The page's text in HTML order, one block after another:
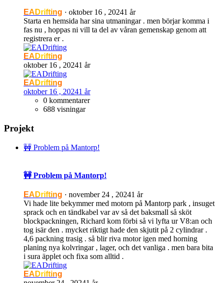
EADrifting · oktober 16 , 20241 år
Starta en hemsida har sina utmaningar . men börjar komma i
fas nu , hoppas ni vill ta del av våran gemenskap genom att
registrera er .
EADrifting
oktober 16 , 20241 år
EADrifting
oktober 16 , 20241 år
0 kommentarer
688 visningar
Projekt
🚧 Problem på Mantorp!
🚧 Problem på Mantorp!
EADrifting · november 24 , 20241 år
Vi hade lite bekymmer med motorn på Mantorp park , insuget
sprack och en tändkabel var av så det baksmall så sköt
blockpackningen, Richard kom förbi så vi lyfta ur V8:an och
tog isär den . mycket riktigt hade den skjutit på 2 cylindrar .
4,6 packning trasig . så blir riva motor igen med horning
planing nya kolvringar , lager, och det vanliga . men bara bita
i sura äpplet och fixa som alltid .
EADrifting